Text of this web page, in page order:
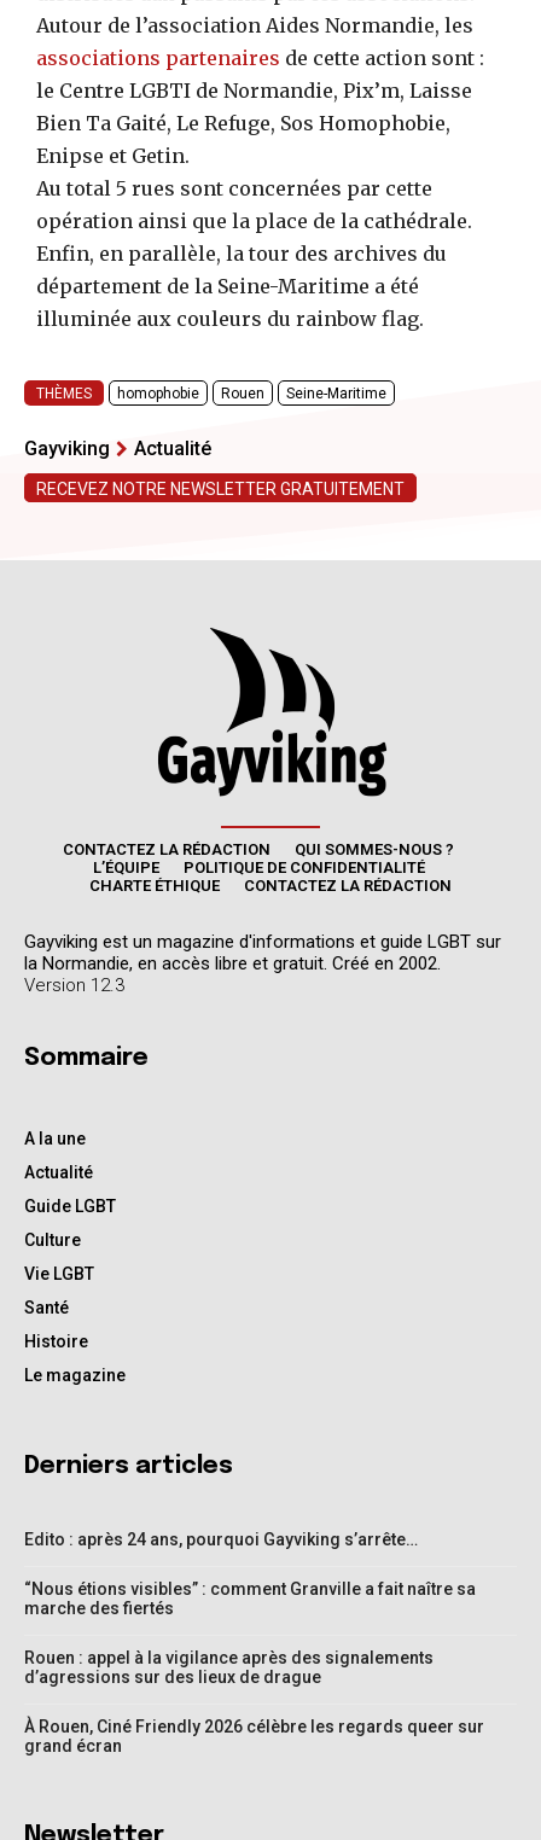
CONTACTEZ LA RÉDACTION
QUI SOMMES-NOUS ?
L’ÉQUIPE
POLITIQUE DE CONFIDENTIALITÉ
CHARTE ÉTHIQUE
CONTACTEZ LA RÉDACTION
Gayviking est un magazine d'informations et guide LGBT sur
la Normandie, en accès libre et gratuit. Créé en 2002.
Version 12.3
Sommaire
A la une
Actualité
Guide LGBT
Culture
Vie LGBT
Santé
Histoire
Le magazine
Derniers articles
Edito : après 24 ans, pourquoi Gayviking s’arrête…
“Nous étions visibles” : comment Granville a fait naître sa
marche des fiertés
Rouen : appel à la vigilance après des signalements
d’agressions sur des lieux de drague
À Rouen, Ciné Friendly 2026 célèbre les regards queer sur
grand écran